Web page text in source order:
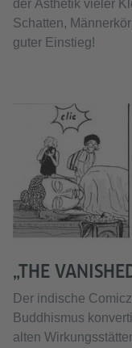
der Ästhetik vieler
Schatten,
guter Einstieg!
„THE
Der indische
Buddhismus
alten